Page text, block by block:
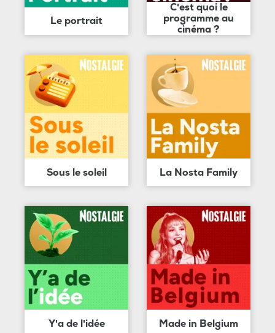
Le portrait
C'est quoi le
programme au
cinéma ?
Sous le soleil La Nosta Family
Y'a de l'idée Made in Belgium